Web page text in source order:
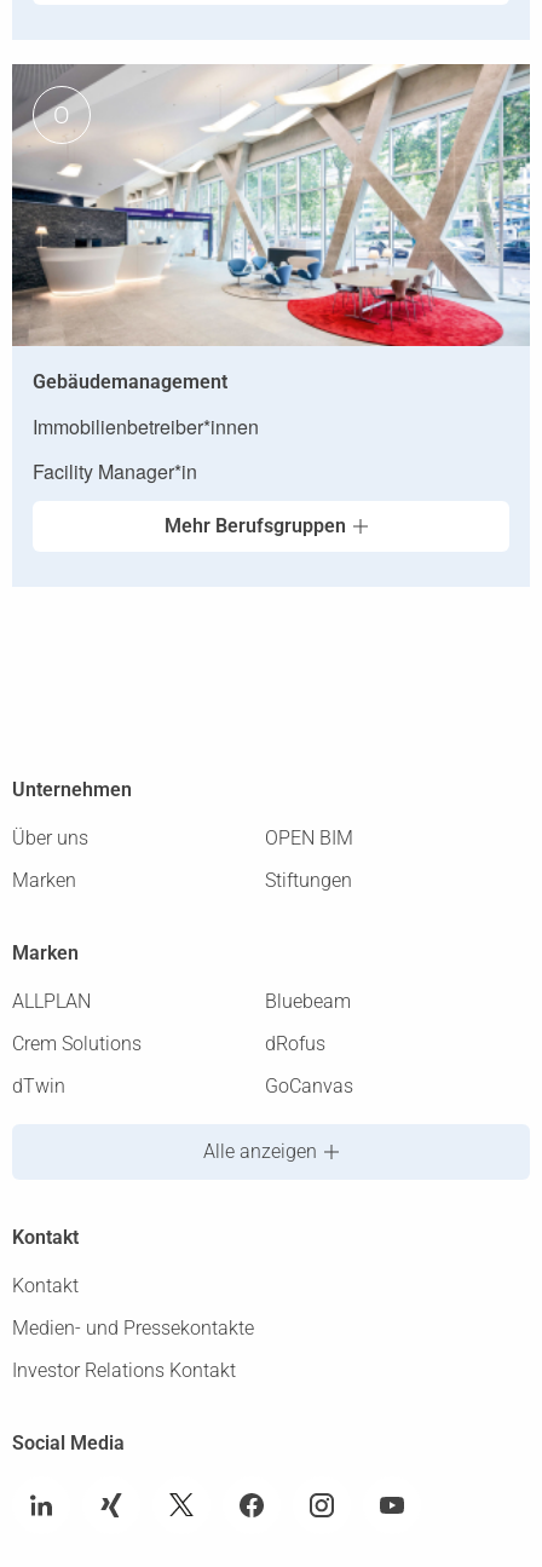
O
Gebäudemanagement
Immobilienbetreiber*innen
Facility Manager*in
Mehr Berufsgruppen
Unternehmen
Über uns
OPEN BIM
Marken
Stiftungen
Marken
ALLPLAN
Bluebeam
Crem Solutions
dRofus
dTwin
GoCanvas
Alle anzeigen
Kontakt
Kontakt
Medien- und Pressekontakte
Investor Relations Kontakt
Social Media